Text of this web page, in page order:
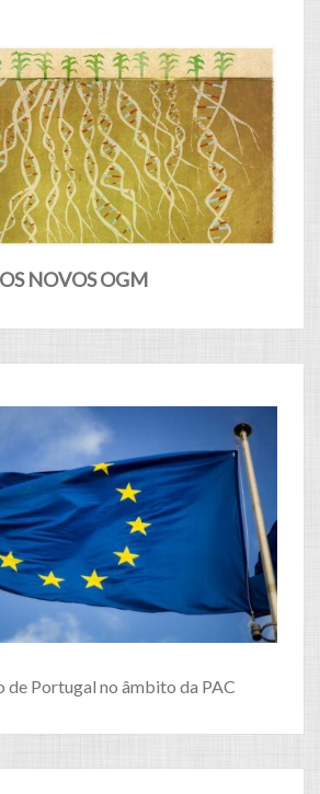
NOVOS OGM
de Portugal no âmbito da PAC